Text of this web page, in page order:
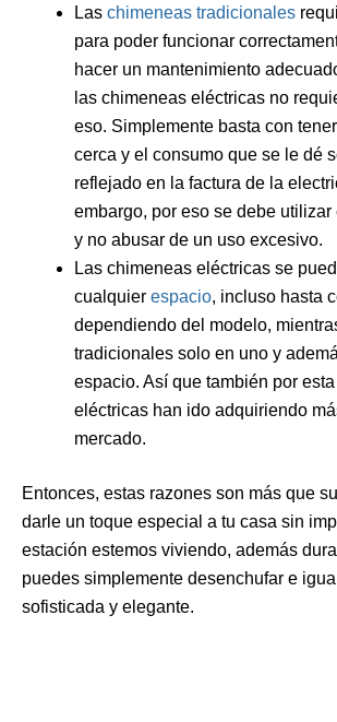
Las chimeneas tradicionales
para poder funcionar
hacer un mantenimiento
las chimeneas eléctricas no
eso. Simplemente basta con
cerca y el consumo que se le dé
reflejado en la factura de la
embargo, por eso se debe
y no abusar de un uso excesivo.
Las chimeneas eléctricas se
cualquier espacio, incluso hasta
dependiendo del modelo,
tradicionales solo en uno y
espacio. Así que también por
eléctricas han ido adquiriendo
mercado.
Entonces, estas razones son más que
darle un toque especial a tu casa sin
estación estemos viviendo, además
puedes simplemente desenchufar e
sofisticada y elegante.